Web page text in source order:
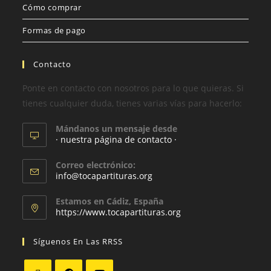
Cómo comprar
Formas de pago
Contacto
Ponte en contacto con nosotros para lo que quieras. Si
tienes cualquier duda, tienes varias vías para hacerlo:
Mándanos un mensaje desde
· nuestra página de contacto ·
Correo electrónico:
info@tocapartituras.org
Estamos en Cádiz, España
https://www.tocapartituras.org
Síguenos En Las RRSS